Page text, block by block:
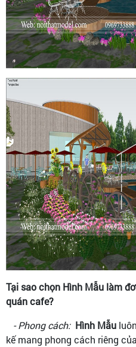
Tại sao chọn Hình Mẫu làm
quán cafe?
- Phong cách: Hình Mẫu
kế mang phong cách riêng